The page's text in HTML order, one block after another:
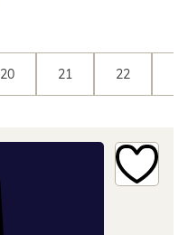
20 21 22